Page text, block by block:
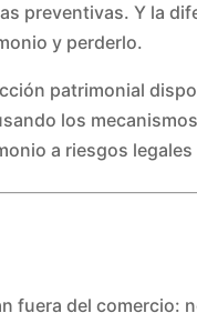
preventivas. Y la
y perderlo.
patrimonial
los
a riesgos legales
fuera del comercio: